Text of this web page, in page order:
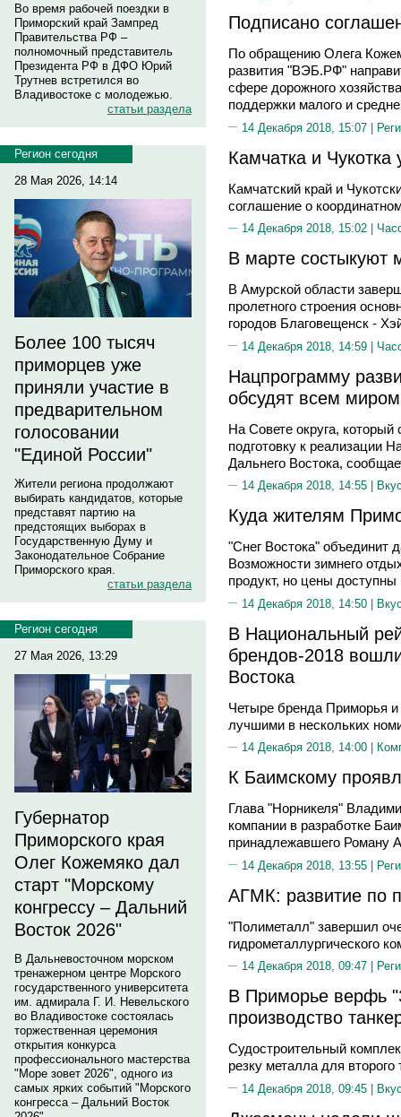
Во время рабочей поездки в
Приморский край Зампред
Правительства РФ –
полномочный представитель
Президента РФ в ДФО Юрий
Трутнев встретился во
Владивостоке с молодежью.
статьи раздела
Регион сегодня
28 Мая 2026, 14:14
Более 100 тысяч
приморцев уже
приняли участие в
предварительном
голосовании
"Единой России"
Жители региона продолжают
выбирать кандидатов, которые
представят партию на
предстоящих выборах в
Государственную Думу и
Законодательное Собрание
Приморского края.
статьи раздела
Регион сегодня
27 Мая 2026, 13:29
Губернатор
Приморского края
Олег Кожемяко дал
старт "Морскому
конгрессу – Дальний
Восток 2026"
В Дальневосточном морском
тренажерном центре Морского
государственного университета
им. адмирала Г. И. Невельского
во Владивостоке состоялась
торжественная церемония
открытия конкурса
профессионального мастерства
"Море зовет 2026", одного из
самых ярких событий "Морского
конгресса – Дальний Восток
Подписано
По обращению Олега
развития "ВЭБ.РФ"
сфере дорожного
поддержки малого и
14 Декабря 2018, 15:07 |
Камчатка и Чукотка
Камчатский край и
соглашение о
14 Декабря 2018, 15:02 |
В марте состыкуют
В Амурской области
пролетного строения
городов Благовещенск -
14 Декабря 2018, 14:59 |
Нацпрограмму
обсудят всем миром
На Совете округа,
подготовку к реализации
Дальнего Востока,
14 Декабря 2018, 14:55 |
Куда жителям
"Снег Востока" объединит
Возможности зимнего
продукт, но цены доступны
14 Декабря 2018, 14:50 |
В Национальный
брендов-2018
Востока
Четыре бренда Приморья
лучшими в нескольких
14 Декабря 2018, 14:00 |
К Баимскому
Глава "Норникеля"
компании в разработке
принадлежавшего
14 Декабря 2018, 13:55 |
АГМК: развитие по
"Полиметалл" завершил
гидрометаллургического
14 Декабря 2018, 09:47 |
В Приморье верфь
производство
Судостроительный
резку металла для
14 Декабря 2018, 09:45 |